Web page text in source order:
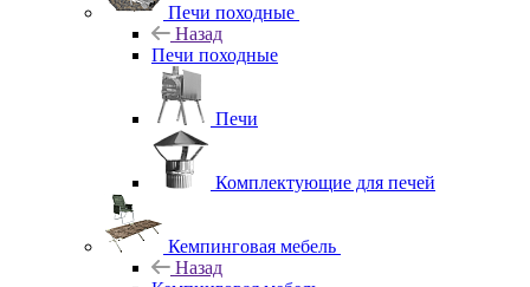
Печи походные
Назад
Печи походные
Печи
Комплектующие для печей
Кемпинговая мебель
Назад